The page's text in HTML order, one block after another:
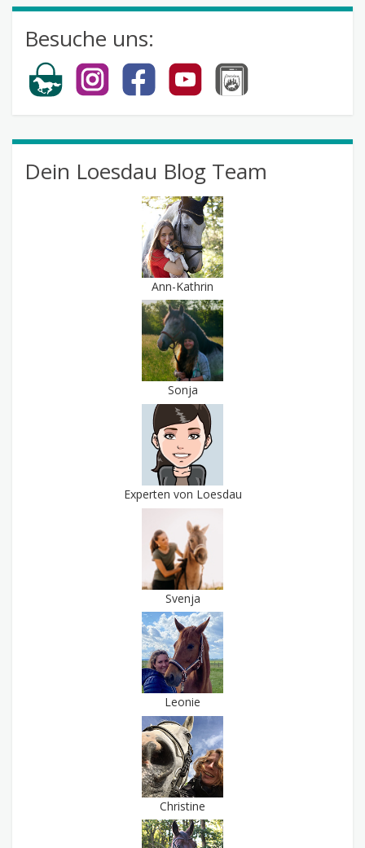
Besuche uns:
Dein Loesdau Blog Team
Ann-Kathrin
Sonja
Experten von Loesdau
Svenja
Leonie
Christine